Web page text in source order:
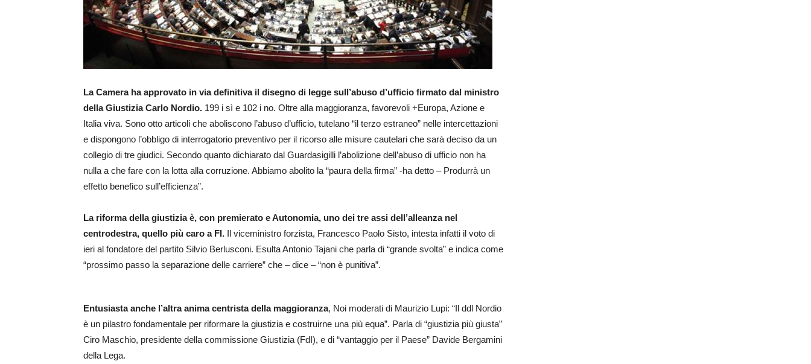
La Camera ha approvato in via definitiva il disegno di legge sull’abuso d’ufficio firmato dal ministro
della Giustizia Carlo Nordio. 199 i sì e 102 i no. Oltre alla maggioranza, favorevoli +Europa, Azione e
Italia viva. Sono otto articoli che aboliscono l’abuso d’ufficio, tutelano “il terzo estraneo” nelle intercettazioni
e dispongono l’obbligo di interrogatorio preventivo per il ricorso alle misure cautelari che sarà deciso da un
collegio di tre giudici. Secondo quanto dichiarato dal Guardasigilli l’abolizione dell’abuso di ufficio non ha
nulla a che fare con la lotta alla corruzione. Abbiamo abolito la “paura della firma” -ha detto – Produrrà un
effetto benefico sull’efficienza”.
La riforma della giustizia è, con premierato e Autonomia, uno dei tre assi dell’alleanza nel
centrodestra, quello più caro a FI. Il viceministro forzista, Francesco Paolo Sisto, intesta infatti il voto di
ieri al fondatore del partito Silvio Berlusconi. Esulta Antonio Tajani che parla di “grande svolta” e indica come
“prossimo passo la separazione delle carriere” che – dice – “non è punitiva”.
Entusiasta anche l’altra anima centrista della maggioranza, Noi moderati di Maurizio Lupi: “Il ddl Nordio
è un pilastro fondamentale per riformare la giustizia e costruirne una più equa”. Parla di “giustizia più giusta”
Ciro Maschio, presidente della commissione Giustizia (FdI), e di “vantaggio per il Paese” Davide Bergamini
della Lega.